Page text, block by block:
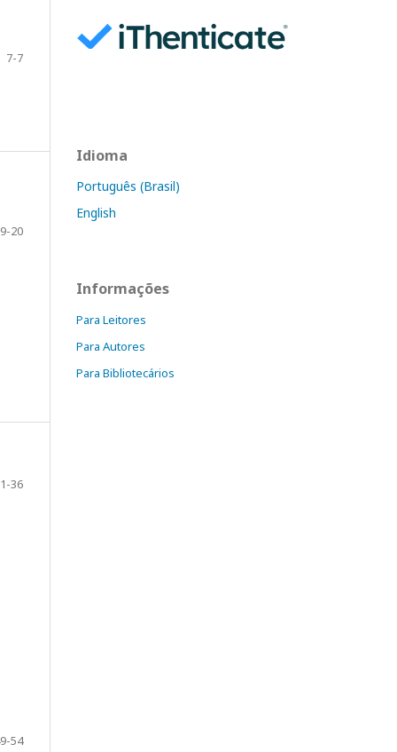
7-7
9-20
36
54
Idioma
Português (Brasil)
English
Informações
Para Leitores
Para Autores
Para Bibliotecários